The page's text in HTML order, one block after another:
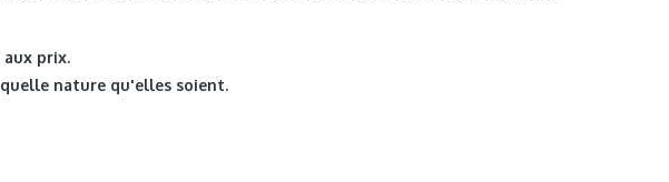
prix.
nature qu'elles soient.